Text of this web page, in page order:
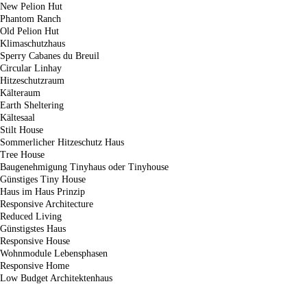
New Pelion Hut
Phantom Ranch
Old Pelion Hut
Klimaschutzhaus
Sperry Cabanes du Breuil
Circular Linhay
Hitzeschutzraum
Kälteraum
Earth Sheltering
Kältesaal
Stilt House
Sommerlicher Hitzeschutz Haus
Tree House
Baugenehmigung Tinyhaus oder Tinyhouse
Günstiges Tiny House
Haus im Haus Prinzip
Responsive Architecture
Reduced Living
Günstigstes Haus
Responsive House
Wohnmodule Lebensphasen
Responsive Home
Low Budget Architektenhaus